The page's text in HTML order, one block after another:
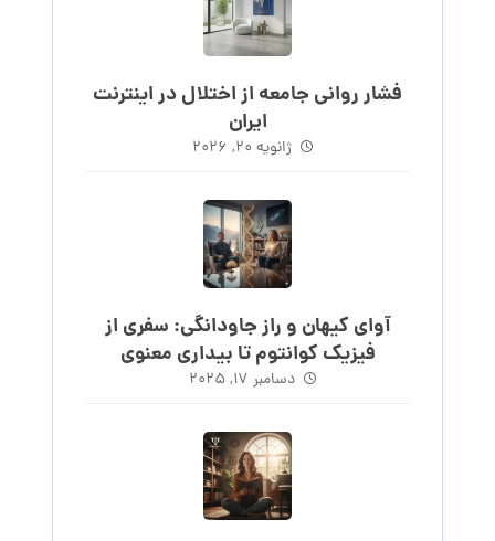
فشار روانی جامعه از اختلال در اینترنت
ایران
ژانویه ۲۰, ۲۰۲۶
آوای کیهان و راز جاودانگی: سفری از
فیزیک کوانتوم تا بیداری معنوی
دسامبر ۱۷, ۲۰۲۵